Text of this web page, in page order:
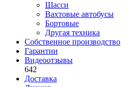
Шасси
Вахтовые автобусы
Бортовые
Другая техника
Собственное производство
Гарантии
Видеоотзывы
642
Доставка